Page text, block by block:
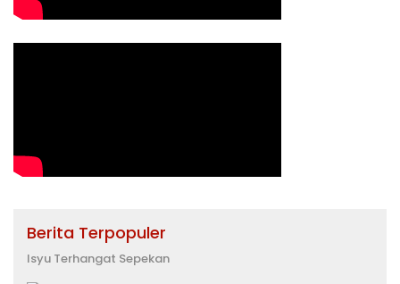
Berita Terpopuler
Isyu Terhangat Sepekan